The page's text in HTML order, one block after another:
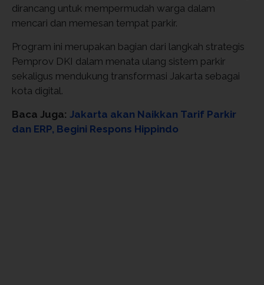
dirancang untuk mempermudah warga dalam
mencari dan memesan tempat parkir.
Program ini merupakan bagian dari langkah strategis
Pemprov DKI dalam menata ulang sistem parkir
sekaligus mendukung transformasi Jakarta sebagai
kota digital.
Baca Juga: Jakarta akan Naikkan Tarif Parkir
dan ERP, Begini Respons Hippindo